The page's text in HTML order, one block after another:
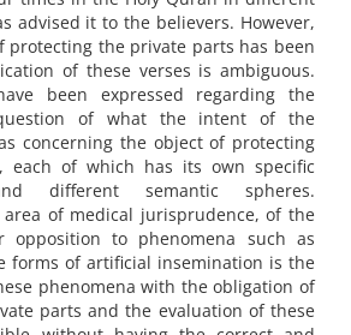
advised it to the believers. However,
protecting the private parts has been
of these verses is ambiguous.
been expressed regarding the
of what the intent of the
concerning the object of protecting
each of which has its own specific
different semantic spheres.
of medical jurisprudence, of the
opposition to phenomena such as
forms of artificial insemination is the
phenomena with the obligation of
parts and the evaluation of these